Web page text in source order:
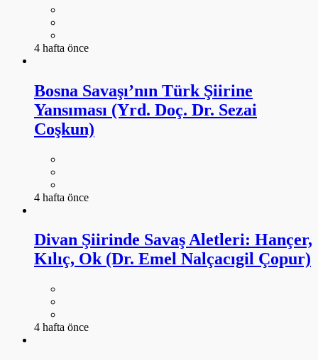
4 hafta önce
Bosna Savaşı’nın Türk Şiirine
Yansıması (Yrd. Doç. Dr. Sezai
Coşkun)
4 hafta önce
Divan Şiirinde Savaş Aletleri: Hançer,
Kılıç, Ok (Dr. Emel Nalçacıgil Çopur)
4 hafta önce